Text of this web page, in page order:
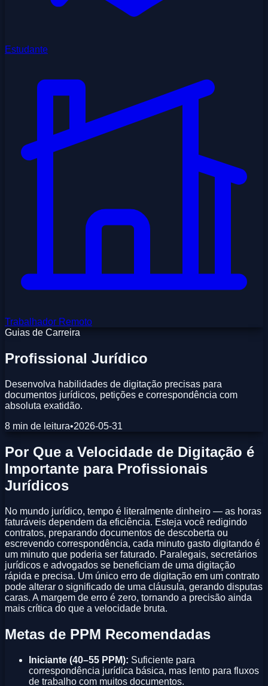
Estudante
Trabalhador Remoto
Guias de Carreira
Profissional Jurídico
Desenvolva habilidades de digitação precisas para
documentos jurídicos, petições e correspondência com
absoluta exatidão.
8 min de leitura•2026-05-31
Por Que a Velocidade de Digitação é
Importante para Profissionais
Jurídicos
No mundo jurídico, tempo é literalmente dinheiro — as horas
faturáveis dependem da eficiência. Esteja você redigindo
contratos, preparando documentos de descoberta ou
escrevendo correspondência, cada minuto gasto digitando é
um minuto que poderia ser faturado. Paralegais, secretários
jurídicos e advogados se beneficiam de uma digitação
rápida e precisa. Um único erro de digitação em um contrato
pode alterar o significado de uma cláusula, gerando disputas
caras. A margem de erro é zero, tornando a precisão ainda
mais crítica do que a velocidade bruta.
Metas de PPM Recomendadas
Iniciante (40–55 PPM): Suficiente para
correspondência jurídica básica, mas lento para fluxos
de trabalho com muitos documentos.